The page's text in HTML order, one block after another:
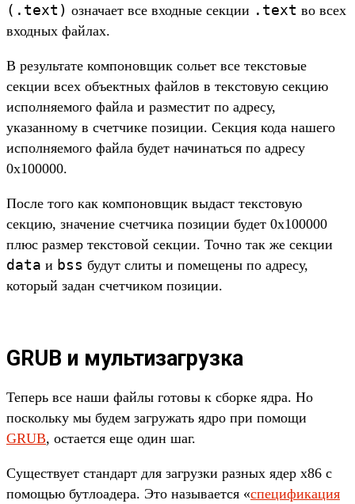
(.text) означает все входные секции .text во всех
входных файлах.
В результате компоновщик сольет все текстовые
секции всех объектных файлов в текстовую секцию
исполняемого файла и разместит по адресу,
указанному в счетчике позиции. Секция кода нашего
исполняемого файла будет начинаться по адресу
0x100000.
После того как компоновщик выдаст текстовую
секцию, значение счетчика позиции будет 0x100000
плюс размер текстовой секции. Точно так же секции
data и bss будут слиты и помещены по адресу,
который задан счетчиком позиции.
GRUB и мультизагрузка
Теперь все наши файлы готовы к сборке ядра. Но
поскольку мы будем загружать ядро при помощи
GRUB, остается еще один шаг.
Существует стандарт для загрузки разных ядер x86 с
помощью бутлоадера. Это называется «спецификация